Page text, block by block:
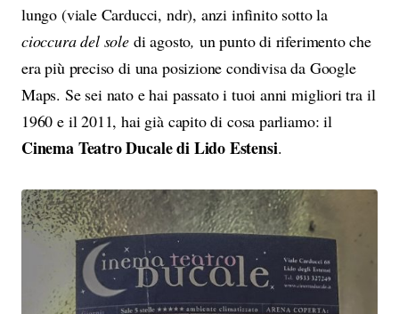
lungo (viale Carducci, ndr), anzi infinito sotto la
cioccura del sole di agosto, un punto di riferimento che
era più preciso di una posizione condivisa da Google
Maps. Se sei nato e hai passato i tuoi anni migliori tra il
1960 e il 2011, hai già capito di cosa parliamo: il
Cinema Teatro Ducale di Lido Estensi.